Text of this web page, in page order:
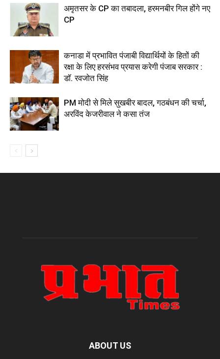
अमृतसर के CP का तबादला, हरमनबीर गिल होंगे नए
CP
कनाडा में प्रभावित पंजाबी विद्यार्थियों के हितों की
रक्षा के लिए हरसंभव प्रयास करेगी पंजाब सरकार :
डॉ. रवजोत सिंह
PM मोदी से मिले सुखबीर बादल, गठबंधन की चर्चा,
अरविंद केजरीवाल ने कसा तंज
ABOUT US